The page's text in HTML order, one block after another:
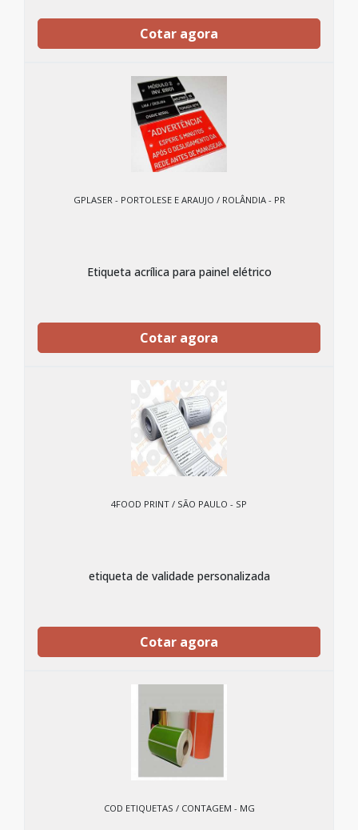
Cotar agora
GPLASER - PORTOLESE E ARAUJO / ROLÂNDIA - PR
Etiqueta acrílica para painel elétrico
Cotar agora
4FOOD PRINT / SÃO PAULO - SP
etiqueta de validade personalizada
Cotar agora
COD ETIQUETAS / CONTAGEM - MG